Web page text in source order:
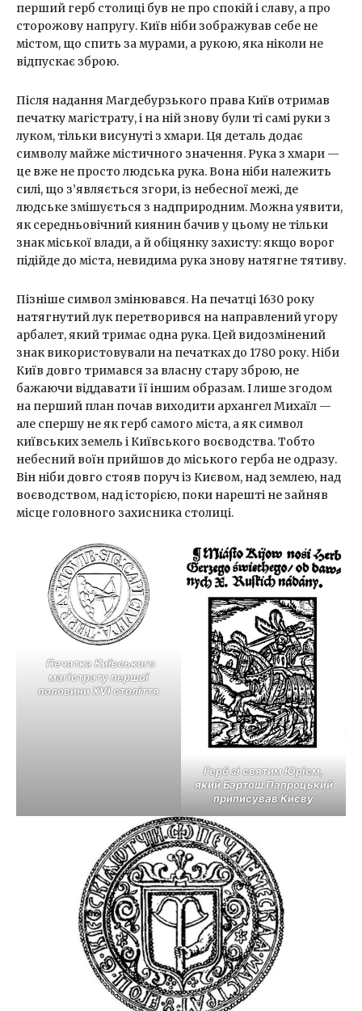
перший герб столиці був не про спокій і славу, а про
сторожову напругу. Київ ніби зображував себе не
містом, що спить за мурами, а рукою, яка ніколи не
відпускає зброю.
Після надання Магдебурзького права Київ отримав
печатку магістрату, і на ній знову були ті самі руки з
луком, тільки висунуті з хмари. Ця деталь додає
символу майже містичного значення. Рука з хмари —
це вже не просто людська рука. Вона ніби належить
силі, що з’являється згори, із небесної межі, де
людське змішується з надприродним. Можна уявити,
як середньовічний киянин бачив у цьому не тільки
знак міської влади, а й обіцянку захисту: якщо ворог
підійде до міста, невидима рука знову натягне тятиву.
Пізніше символ змінювався. На печатці 1630 року
натягнутий лук перетворився на направлений угору
арбалет, який тримає одна рука. Цей видозмінений
знак використовували на печатках до 1780 року. Ніби
Київ довго тримався за власну стару зброю, не
бажаючи віддавати її іншим образам. І лише згодом
на перший план почав виходити архангел Михаїл —
але спершу не як герб самого міста, а як символ
київських земель і Київського воєводства. Тобто
небесний воїн прийшов до міського герба не одразу.
Він ніби довго стояв поруч із Києвом, над землею, над
воєводством, над історією, поки нарешті не зайняв
місце головного захисника столиці.
Печатка Київського
магістрату першої
половини XVI століття
Герб зі святим Юрієм,
який Бартош Папроцький
приписував Києву